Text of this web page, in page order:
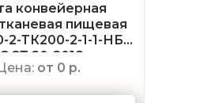
конвейерная
пищевая
2-ТК200-2-1-1-НБ
20-2018
от 0 р.